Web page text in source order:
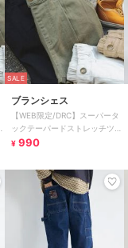
SALE
ブランシェス
【WEB限定/DRC】スーパータ
ックテーパードストレッチツイ
ルパンツ
¥ 990